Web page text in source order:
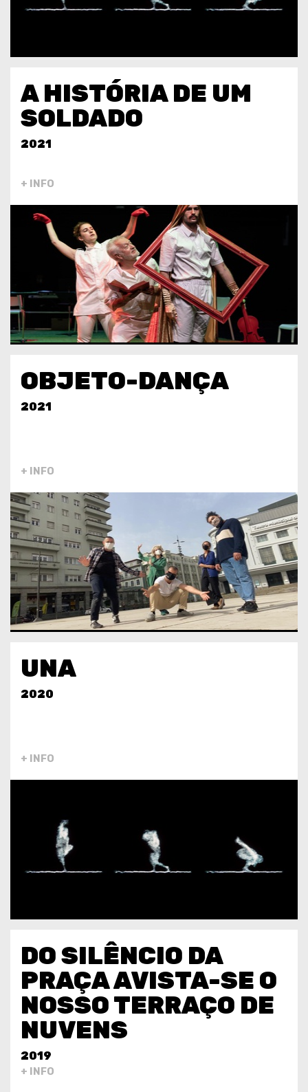
A HISTÓRIA DE UM
SOLDADO
2021
+ INFO
OBJETO-DANÇA
2021
+ INFO
UNA
2020
+ INFO
DO SILÊNCIO DA
PRAÇA AVISTA-SE O
NOSSO TERRAÇO DE
NUVENS
2019
+ INFO